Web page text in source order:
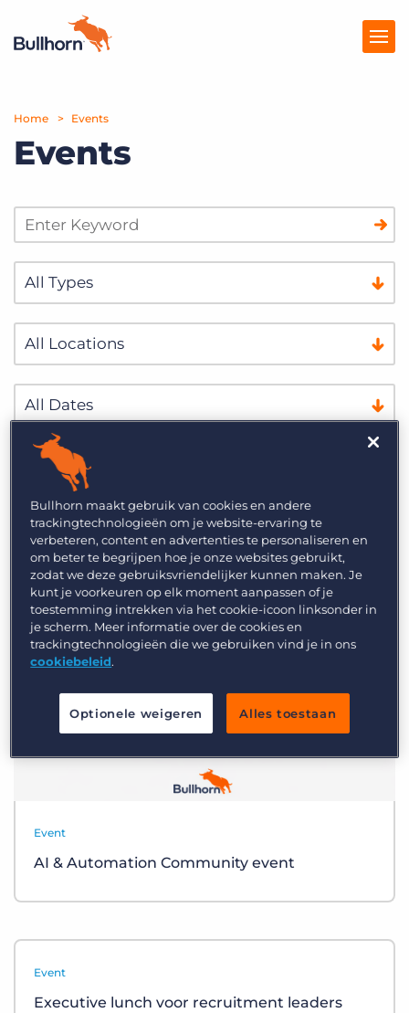
Producten
Prijzen
Marketplace
Over Ons
Vraag een demo aan Inloggen
Home Events
Events
Verbeter je datakwaliteit met AI
Event
AI & Automation Community event
Event
Executive lunch voor recruitment leaders
Bullhorn maakt gebruik van cookies en andere
trackingtechnologieën om je website-ervaring te
verbeteren, content en advertenties te personaliseren en
om beter te begrijpen hoe je onze websites gebruikt,
zodat we deze gebruiksvriendelijker kunnen maken. Je
kunt je voorkeuren op elk moment aanpassen of je
toestemming intrekken via het cookie-icoon linksonder in
je scherm. Meer informatie over de cookies en
trackingtechnologieën die we gebruiken vind je in ons
cookiebeleid.
Optionele weigeren Alles toestaan